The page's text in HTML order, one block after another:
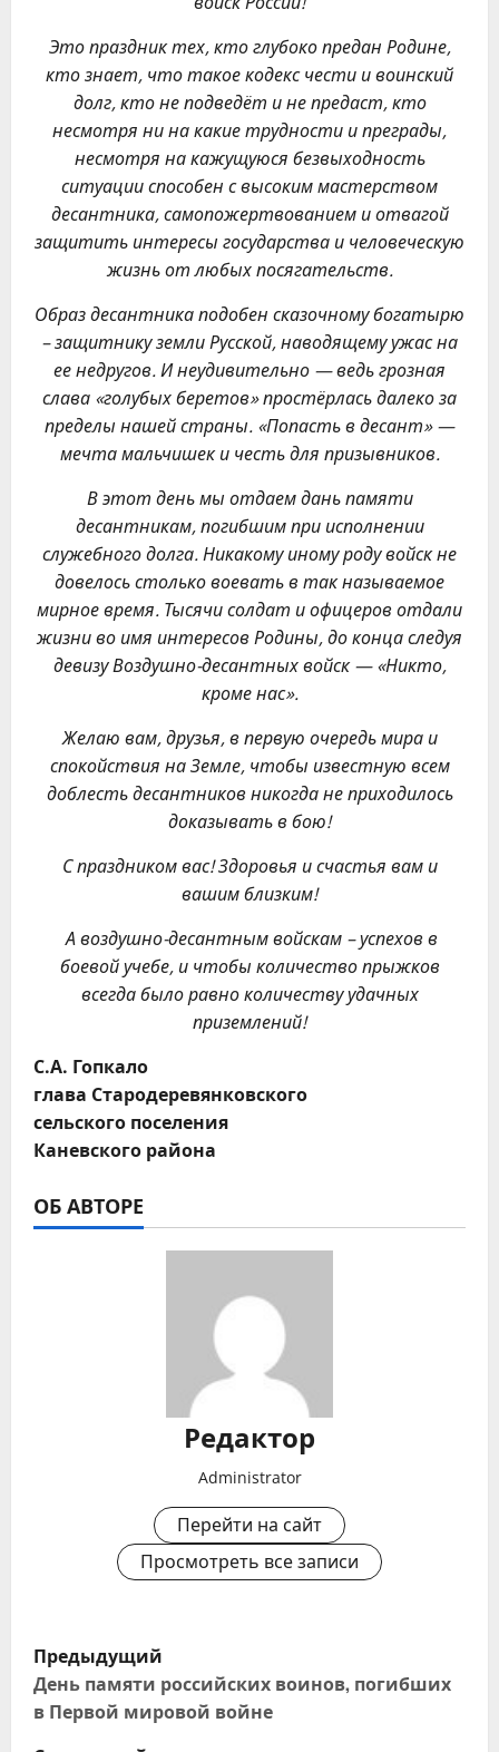
Это праздник тех, кто глубоко предан Родине,
кто знает, что такое кодекс чести и воинский
долг, кто не подведёт и не предаст,кто
несмотря ни на какие трудности и преграды,
несмотря на кажущуюся безвыходность
ситуации способен с высоким мастерством
десантника, самопожертвованием и отвагой
защитить интересы государства и человеческую
жизнь от любых посягательств.
Образ десантника подобен сказочному богатырю
– защитнику земли Русской, наводящему ужас на
ее недругов. И неудивительно — ведь грозная
слава «голубых беретов» простёрлась далеко за
пределы нашей страны. «Попасть в десант» —
мечта мальчишек и честь для призывников.
В этот день мы отдаем дань памяти
десантникам, погибшим при исполнении
служебного долга. Никакому иному роду войск не
довелось столько воевать в так называемое
мирное время. Тысячи солдат и офицеров отдали
жизни во имя интересов Родины, до конца следуя
девизуВоздушно-десантных войск — «Никто,
кроме нас».
Желаю вам, друзья, в первую очередь мира и
спокойствия на Земле, чтобы известную всем
доблесть десантников никогда не приходилось
доказывать в бою!
С праздником вас! Здоровья и счастья вам и
вашим близким!
А воздушно-десантным войскам – успехов в
боевой учебе, и чтобы количество прыжков
всегда было равно количеству удачных
приземлений!
С.А. Гопкало
глава Стародеревянковского
сельского поселения
Каневского района
ОБ АВТОРЕ
Редактор
Administrator
Перейти на сайт
Просмотреть все записи
Н
а
в
Предыдущий
День памяти российских воинов, погибших
в Первой мировой войне